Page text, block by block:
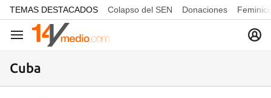
common.go-to-content
TEMAS DESTACADOS Colapso del SEN Donaciones
Navegación
Cuba